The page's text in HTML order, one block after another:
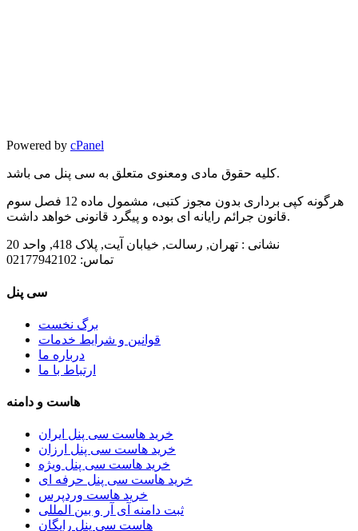
Powered by cPanel
کلیه حقوق مادی ومعنوی متعلق به سی پنل می باشد.
هرگونه کپی برداری بدون مجوز کتبی، مشمول ماده 12 فصل سوم
قانون جرائم رایانه ای بوده و پیگرد قانونی خواهد داشت.
نشانی : تهران, رسالت, خیابان آیت, پلاک 418, واحد 20
تماس:
سی پنل
برگ نخست
قوانین و شرایط خدمات
درباره ما
ارتباط با ما
هاست و دامنه
خرید هاست سی پنل ایران
خرید هاست سی پنل ارزان
خرید هاست سی پنل ویژه
خرید هاست سی پنل حرفه ای
خرید هاست وردپرس
ثبت دامنه آی آر و بین المللی
هاست سی پنل رایگان